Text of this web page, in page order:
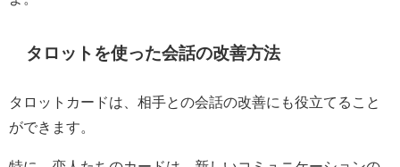
タロットを使った会話の改善方法
タロットカードは、相手との会話の改善にも役立てること
ができます。